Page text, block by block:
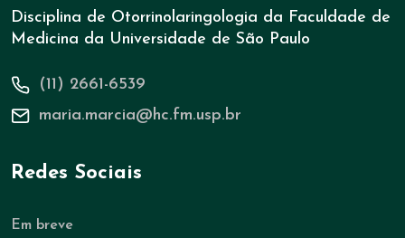
Disciplina de Otorrinolaringologia da Faculdade de
Medicina da Universidade de São Paulo
(11) 2661-6539
maria.marcia@hc.fm.usp.br
Redes Sociais
Em breve